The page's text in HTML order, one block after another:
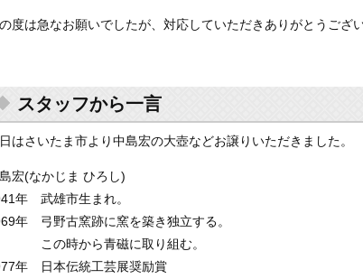
度は急なお願いでしたが、対応していただきありがとうござい
スタッフから一言
はさいたま市より中島宏の大壺などお譲りいただきました。
宏(なかじま ひろし)
年 武雄市生まれ。
年 弓野古窯跡に窯を築き独立する。
の時から青磁に取り組む。
年 日本伝統工芸展奨励賞